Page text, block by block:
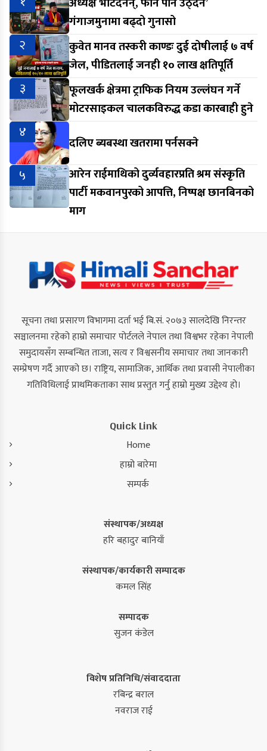
गंगाजमुनामा बढ्दो गुनासो
२
कुवेत मानव तस्करी काण्डः दुई दोषीलाई ७ वर्ष
जेल, पीडितलाई जनही १० लाख क्षतिपूर्ति
३
फूलखर्क क्षेत्रमा ट्राफिक नियम उल्लंघन गर्ने
मोटरसाइकल चालकविरुद्ध कडा कारबाही हुने
४
दलिए ब्यबस्था खतरामा पर्नसक्ने
५
आरेन राईमाथिको दुर्व्यवहारप्रति श्रम संस्कृति
पार्टी मकवानपुरको आपत्ति, निष्पक्ष छानबिनको
माग
सूचना तथा प्रसारण विभागमा दर्ता भई बि.सं. २०७३ सालदेखि निरन्तर
सञ्चालनमा रहेको हाम्रो समाचार पोर्टलले नेपाल तथा विश्वभर रहेका नेपाली
समुदायसँग सम्बन्धित ताजा, सत्य र विश्वसनीय समाचार तथा जानकारी
सम्प्रेषण गर्दै आएको छ। राष्ट्रिय, सामाजिक, आर्थिक तथा प्रवासी नेपालीका
गतिविधिलाई प्राथमिकताका साथ प्रस्तुत गर्नु हाम्रो मुख्य उद्देश्य हो।
Quick Link
Home
हाम्रो बारेमा
सम्पर्क
संस्थापक/अध्यक्ष
हरि बहादुर बानियाँ
संस्थापक/कार्यकारी सम्पादक
कमल सिंह
सम्पादक
सुजन कंडेल
विशेष प्रतिनिधि/संवाददाता
रबिन्द्र बराल
नवराज राई